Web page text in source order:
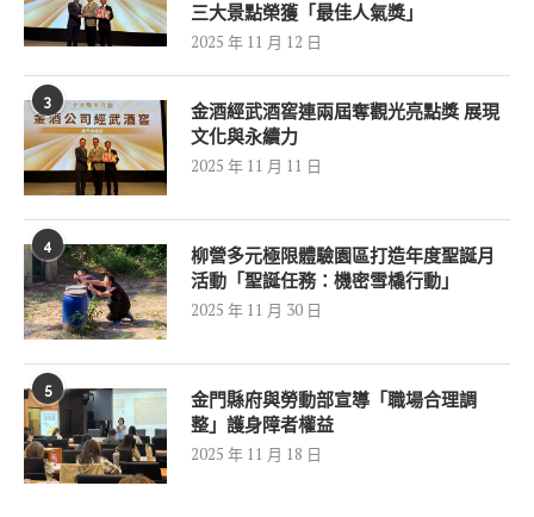
三大景點榮獲「最佳人氣獎」
2025 年 11 月 12 日
3
金酒經武酒窖連兩屆奪觀光亮點獎 展現
文化與永續力
2025 年 11 月 11 日
4
柳營多元極限體驗園區打造年度聖誕月
活動「聖誕任務：機密雪橇行動」
2025 年 11 月 30 日
5
金門縣府與勞動部宣導「職場合理調
整」護身障者權益
2025 年 11 月 18 日